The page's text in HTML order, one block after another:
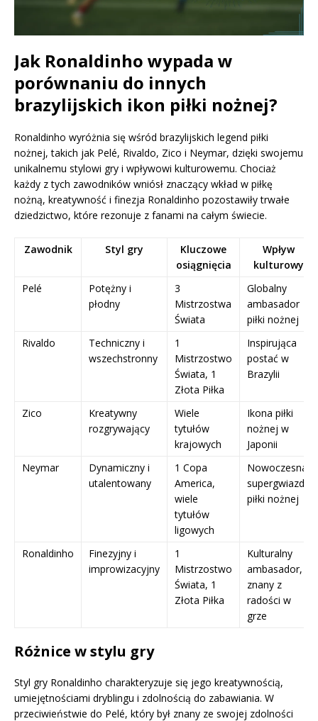
Jak Ronaldinho wypada w
porównaniu do innych
brazylijskich ikon piłki nożnej?
Ronaldinho wyróżnia się wśród brazylijskich legend piłki
nożnej, takich jak Pelé, Rivaldo, Zico i Neymar, dzięki swojemu
unikalnemu stylowi gry i wpływowi kulturowemu. Chociaż
każdy z tych zawodników wniósł znaczący wkład w piłkę
nożną, kreatywność i finezja Ronaldinho pozostawiły trwałe
dziedzictwo, które rezonuje z fanami na całym świecie.
Zawodnik Styl gry
Kluczowe
osiągnięcia
Wpływ
kulturowy
Pelé
Potężny i
płodny
3
Mistrzostwa
Świata
Globalny
ambasador
piłki nożnej
Rivaldo
Techniczny i
wszechstronny
1
Mistrzostwo
Świata, 1
Złota Piłka
Inspirująca
postać w
Brazylii
Zico
Kreatywny
rozgrywający
Wiele
tytułów
krajowych
Ikona piłki
nożnej w
Japonii
Neymar
Dynamiczny i
utalentowany
1 Copa
America,
wiele
tytułów
ligowych
Nowoczesna
supergwiazda
piłki nożnej
Ronaldinho
Finezyjny i
improwizacyjny
1
Mistrzostwo
Świata, 1
Złota Piłka
Kulturalny
ambasador,
znany z
radości w
grze
Różnice w stylu gry
Styl gry Ronaldinho charakteryzuje się jego kreatywnością,
umiejętnościami dryblingu i zdolnością do zabawiania. W
przeciwieństwie do Pelé, który był znany ze swojej zdolności